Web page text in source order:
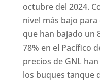
octubre del 2024.
nivel más bajo
que han bajado un
78% en el Pacífico
precios de GNL
los buques tanque